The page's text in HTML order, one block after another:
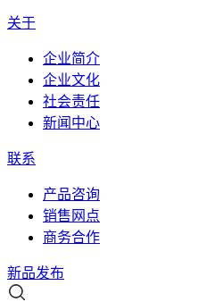
关于
企业简介
企业文化
社会责任
新闻中心
联系
产品咨询
销售网点
商务合作
新品发布